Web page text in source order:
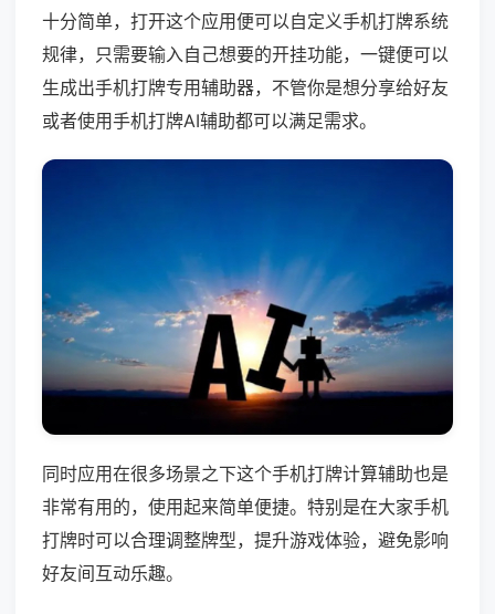
十分简单，打开这个应用便可以自定义手机打牌系统
规律，只需要输入自己想要的开挂功能，一键便可以
生成出手机打牌专用辅助器，不管你是想分享给好友
或者使用手机打牌AI辅助都可以满足需求。
同时应用在很多场景之下这个手机打牌计算辅助也是
非常有用的，使用起来简单便捷。特别是在大家手机
打牌时可以合理调整牌型，提升游戏体验，避免影响
好友间互动乐趣。